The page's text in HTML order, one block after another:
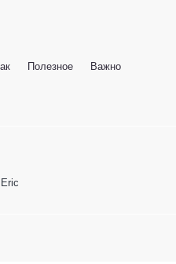
Полезное
Важно
Eric